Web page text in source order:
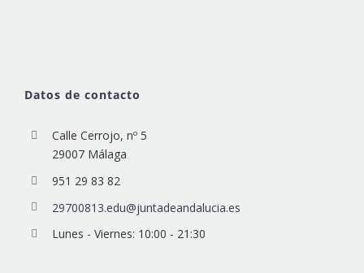
Datos de contacto
Calle Cerrojo, nº 5
29007 Málaga
951 29 83 82
29700813.edu@juntadeandalucia.es
Lunes - Viernes: 10:00 - 21:30